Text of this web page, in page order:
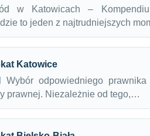
w Katowicach –
to jeden z najtrudniejszych
Katowice
Wybór odpowiedniego
prawnej. Niezależnie od tego,…